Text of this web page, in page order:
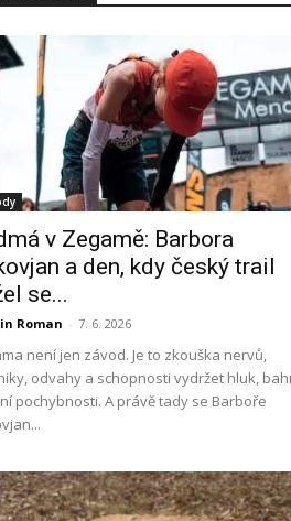
v Zegamě: Barbora
a den, kdy český trail
se...
Roman - 7. 6. 2026
není jen závod. Je to zkouška nervů,
odvahy a schopnosti vydržet hluk,
pochybnosti. A právě tady se Barboře